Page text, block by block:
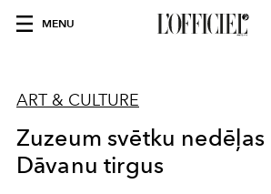
MENU
ART & CULTURE
Zuzeum svētku
Dāvanu tirgus